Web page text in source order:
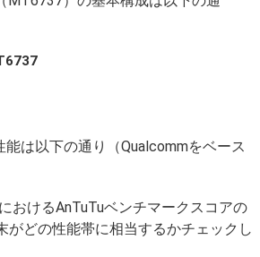
は以下の通り（Qualcommをベース
おけるAnTuTuベンチマークスコアの
がどの性能帯に相当するかチェックし